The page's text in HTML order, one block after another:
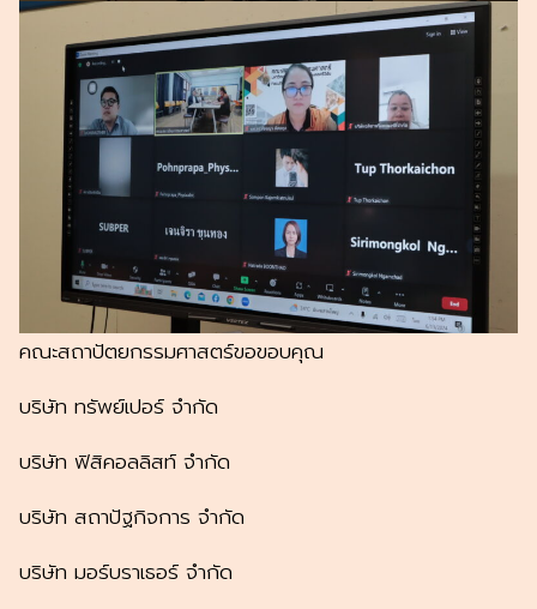
คณะสถาปัตยกรรมศาสตร์ขอขอบคุณ
บริษัท ทรัพย์เปอร์ จำกัด
บริษัท ฟิสิคอลลิสท์ จำกัด
บริษัท สถาปัฐกิจการ จำกัด
บริษัท มอร์บราเธอร์ จำกัด